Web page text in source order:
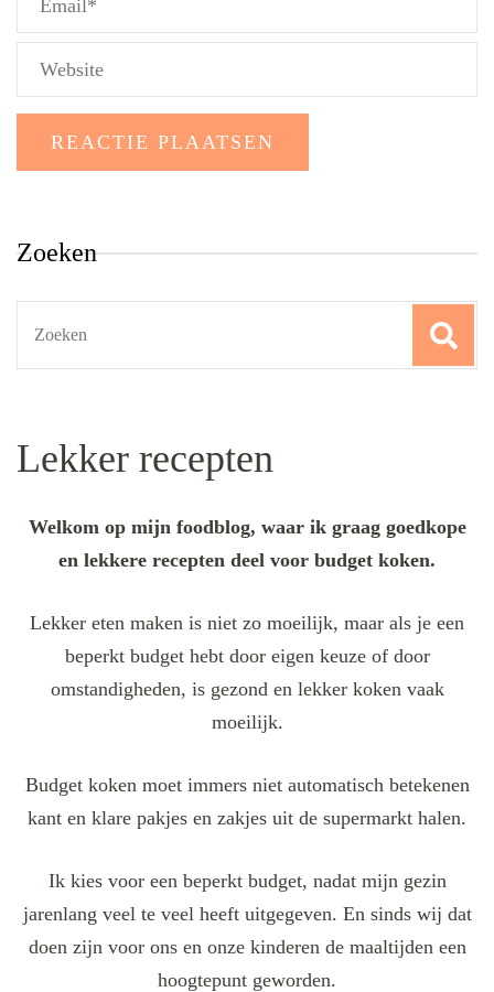
Zoeken
Lekker recepten
Welkom op mijn foodblog, waar ik graag goedkope
en lekkere recepten deel voor budget koken.
Lekker eten maken is niet zo moeilijk, maar als je een
beperkt budget hebt door eigen keuze of door
omstandigheden, is gezond en lekker koken vaak
moeilijk.
Budget koken moet immers niet automatisch betekenen
kant en klare pakjes en zakjes uit de supermarkt halen.
Ik kies voor een beperkt budget, nadat mijn gezin
jarenlang veel te veel heeft uitgegeven. En sinds wij dat
doen zijn voor ons en onze kinderen de maaltijden een
hoogtepunt geworden.